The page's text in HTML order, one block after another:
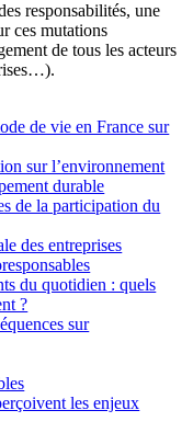
responsabilités, une
ces mutations
de tous les acteurs
de vie en France sur
sur l’environnement
durable
de la participation du
des entreprises
du quotidien : quels
?
sur
les enjeux